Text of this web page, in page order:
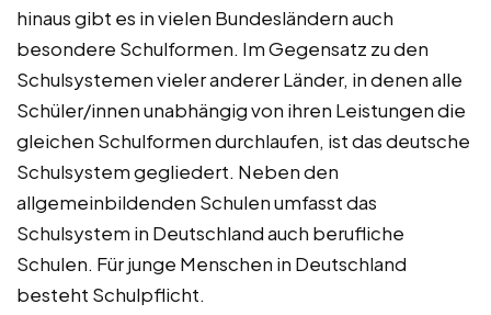
hinaus gibt es in vielen Bundesländern auch
besondere Schulformen. Im Gegensatz zu den
Schulsystemen vieler anderer Länder, in denen alle
Schüler/innen unabhängig von ihren Leistungen die
gleichen Schulformen durchlaufen, ist das deutsche
Schulsystem gegliedert. Neben den
allgemeinbildenden Schulen umfasst das
Schulsystem in Deutschland auch berufliche
Schulen. Für junge Menschen in Deutschland
besteht Schulpflicht.